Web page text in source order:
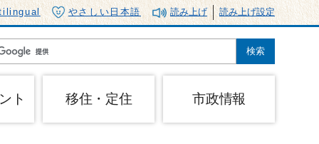
やさしい日本語 読み上げ 読み上げ設定
ト 移住・定住 市政情報